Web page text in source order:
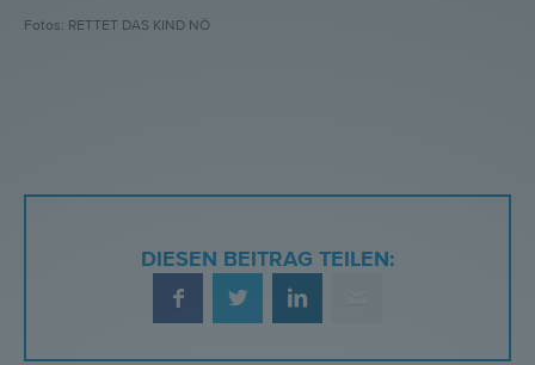
Fotos: RETTET DAS KIND NÖ
DIESEN BEITRAG TEILEN: